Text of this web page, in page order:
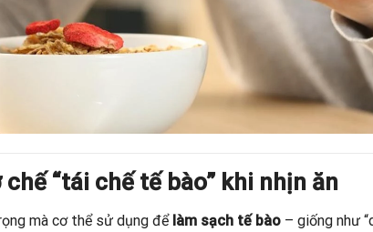
“tái chế tế bào” khi nhịn ăn
mà cơ thể sử dụng để làm sạch tế bào – giống như